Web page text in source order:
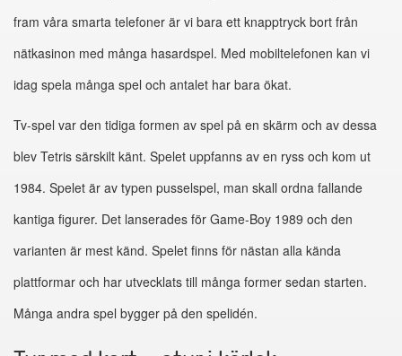
fram våra smarta telefoner är vi bara ett knapptryck bort från
nätkasinon med många hasardspel. Med mobiltelefonen kan vi
idag spela många spel och antalet har bara ökat.
Tv-spel var den tidiga formen av spel på en skärm och av dessa
blev Tetris särskilt känt. Spelet uppfanns av en ryss och kom ut
1984. Spelet är av typen pusselspel, man skall ordna fallande
kantiga figurer. Det lanserades för Game-Boy 1989 och den
varianten är mest känd. Spelet finns för nästan alla kända
plattformar och har utvecklats till många former sedan starten.
Många andra spel bygger på den spelidén.